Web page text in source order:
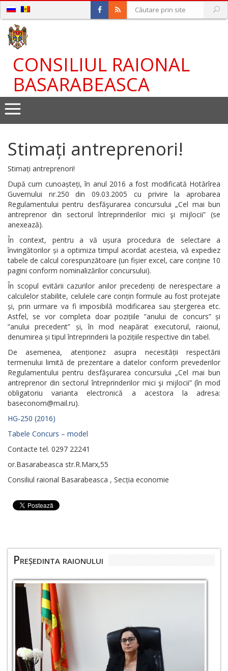
CONSILIUL RAIONAL
BASARABEASCA
Stimați antreprenori!
Stimați antreprenori!
După cum cunoașteți, în anul 2016 a fost modificată Hotărîrea
Guvernului nr.250 din 09.03.2005 cu privire la aprobarea
Regulamentului pentru desfăşurarea concursului „Cel mai bun
antreprenor din sectorul întreprinderilor mici şi mijlocii” (se
anexează).
În context, pentru a vă ușura procedura de selectare a
învingătorilor și a optimiza timpul acordat acesteia, vă expediez
tabele de calcul corespunzătoare (un fișier excel, care conține 10
pagini conform nominalizărilor concursului).
În scopul evitării cazurilor anilor precedenți de nerespectare a
calculelor stabilite, celulele care conțin formule au fost protejate
și, prin urmare va fi imposibilă modificarea sau ștergerea etc.
Astfel, se vor completa doar pozițiile ”anului de concurs” și
”anului precedent” și, în mod neapărat executorul, raionul,
denumirea și tipul întreprinderii la pozițiile respective din tabel.
De asemenea, atenționez asupra necesității respectării
termenului limită de prezentare a datelor conform prevederilor
Regulamentului pentru desfăşurarea concursului „Cel mai bun
antreprenor din sectorul întreprinderilor mici şi mijlocii” (în mod
obligatoriu varianta electronică a acestora la adresa:
baseconom@mail.ru).
HG-250 (2016)
Tabele Concurs – model
Contacte tel. 0297 22241
or.Basarabeasca str.R.Marx,55
Consiliul raional Basarabeasca , Secția economie
Președinta raionului